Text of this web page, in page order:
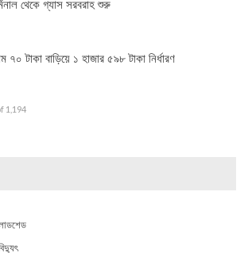
থেকে গ্যাস সরবরাহ শুরু
৭০ টাকা বাড়িয়ে ১ হাজার ৫৯৮ টাকা নির্ধারণ
1,194